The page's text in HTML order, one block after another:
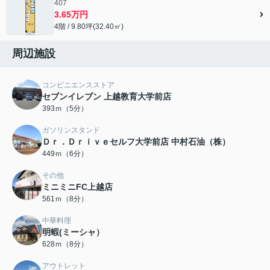
407
3.65万円
4階 / 9.80坪(32.40㎡)
周辺施設
コンビニエンスストア
セブンイレブン 上越教育大学前店
393ｍ（5分）
ガソリンスタンド
Ｄｒ．Ｄｒｉｖｅセルフ大学前店 中村石油（株）
449ｍ（6分）
その他
ミニミニFC上越店
561ｍ（8分）
中華料理
明蝦(ミーシャ）
628ｍ（8分）
アウトレット